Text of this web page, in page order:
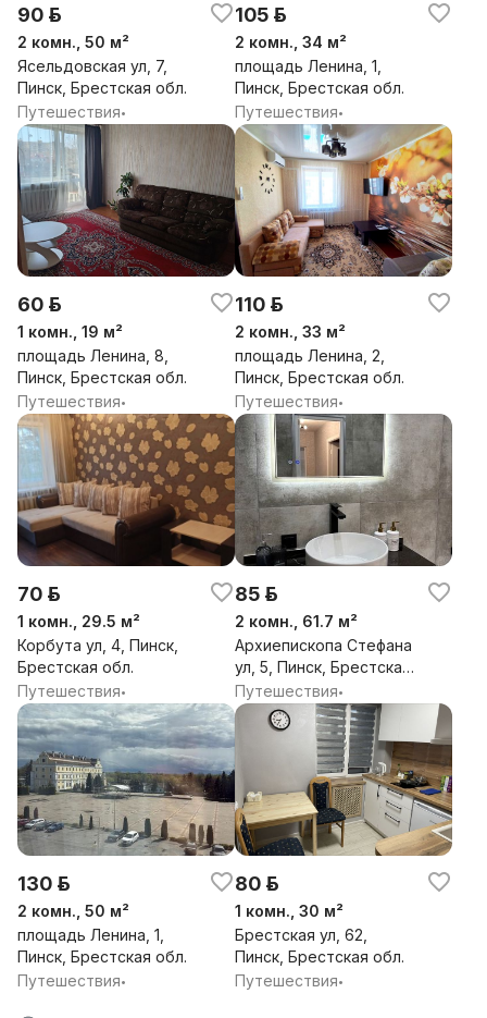
90 р.
2 комн., 50 м²
Ясельдовская ул, 7,
Пинск, Брестская обл.
Путешествия•
105 р.
2 комн., 34 м²
площадь Ленина, 1,
Пинск, Брестская обл.
Путешествия•
60 р.
1 комн., 19 м²
площадь Ленина, 8,
Пинск, Брестская обл.
Путешествия•
110 р.
2 комн., 33 м²
площадь Ленина, 2,
Пинск, Брестская обл.
Путешествия•
70 р.
1 комн., 29.5 м²
Корбута ул, 4, Пинск,
Брестская обл.
Путешествия•
85 р.
2 комн., 61.7 м²
Архиепископа Стефана
ул, 5, Пинск, Брестская
обл.
Путешествия•
130 р.
2 комн., 50 м²
площадь Ленина, 1,
Пинск, Брестская обл.
Путешествия•
80 р.
1 комн., 30 м²
Брестская ул, 62,
Пинск, Брестская обл.
Путешествия•